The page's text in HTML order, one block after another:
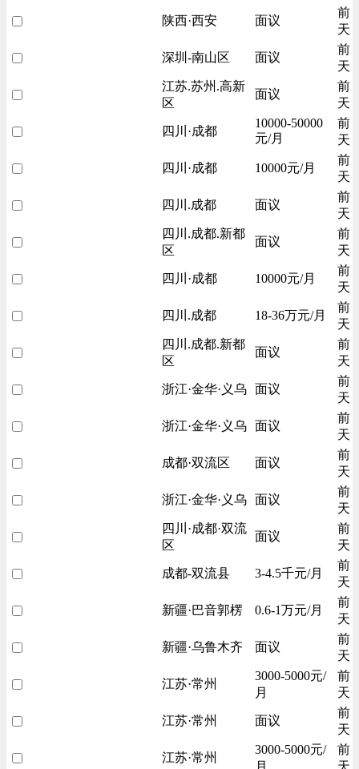
陕西·西安 面议
前
天
深圳-南山区 面议
前
天
江苏.苏州.高新
区
面议
前
天
四川·成都
10000-50000
元/月
前
天
四川·成都 10000元/月
前
天
四川.成都 面议
前
天
四川.成都.新都
区
面议
前
天
四川·成都 10000元/月
前
天
四川.成都 18-36万元/月
前
天
四川.成都.新都
区
面议
前
天
浙江·金华·义乌 面议
前
天
浙江·金华·义乌 面议
前
天
成都·双流区 面议
前
天
浙江·金华·义乌 面议
前
天
四川·成都·双流
区
面议
前
天
成都-双流县 3-4.5千元/月
前
天
新疆·巴音郭楞 0.6-1万元/月
前
天
新疆·乌鲁木齐 面议
前
天
江苏·常州
3000-5000元/
月
前
天
江苏·常州 面议
前
天
江苏·常州
3000-5000元/
月
前
天